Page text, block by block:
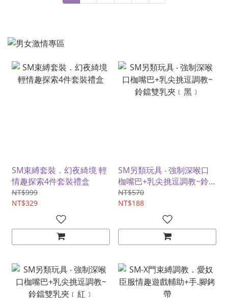
SM束縛套裝．幻夜綺境 輕
情趣探索4件套裝禮盒
NT$999
NT$329
SM另類玩具 ‧ 強制深喉口
枷嘴巴+乳尖挑逗調教~鈴
鐺雙乳夾﹝黑﹞
NT$570
NT$188